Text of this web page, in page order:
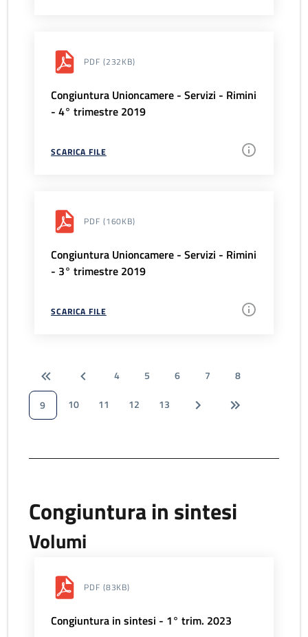
PDF (232KB)
Congiuntura Unioncamere - Servizi - Rimini
- 4° trimestre 2019
SCARICA FILE
PDF (160KB)
Congiuntura Unioncamere - Servizi - Rimini
- 3° trimestre 2019
SCARICA FILE
4 5 6 7
8
9
10 11 12 13
Congiuntura in sintesi
Volumi
PDF (83KB)
Congiuntura in sintesi - 1° trim. 2023